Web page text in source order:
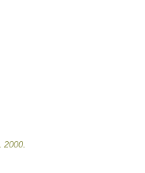
2000